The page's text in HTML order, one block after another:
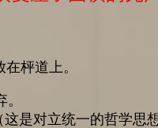
枰道上。
是对立统一的哲学思想